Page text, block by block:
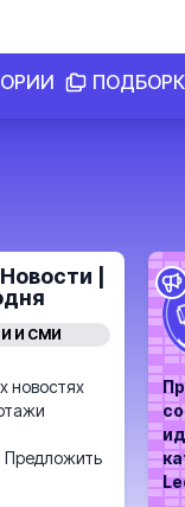
|
И СМИ
новостях
Предложить